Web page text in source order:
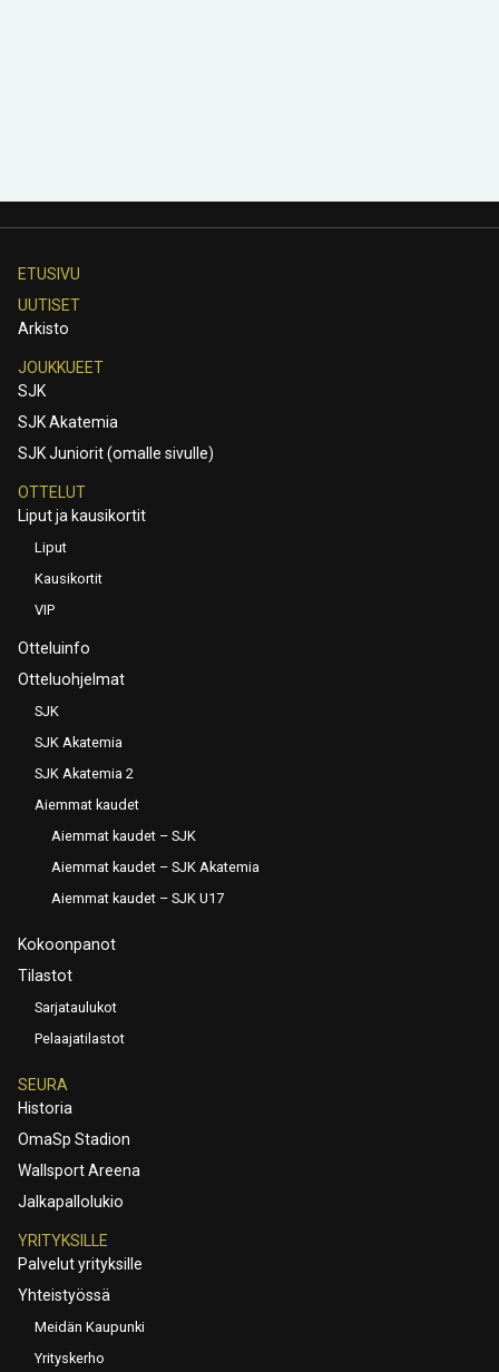
ETUSIVU
UUTISET
Arkisto
JOUKKUEET
SJK
SJK Akatemia
SJK Juniorit (omalle sivulle)
OTTELUT
Liput ja kausikortit
Liput
Kausikortit
VIP
Otteluinfo
Otteluohjelmat
SJK
SJK Akatemia
SJK Akatemia 2
Aiemmat kaudet
Aiemmat kaudet – SJK
Aiemmat kaudet – SJK Akatemia
Aiemmat kaudet – SJK U17
Kokoonpanot
Tilastot
Sarjataulukot
Pelaajatilastot
SEURA
Historia
OmaSp Stadion
Wallsport Areena
Jalkapallolukio
YRITYKSILLE
Palvelut yrityksille
Yhteistyössä
Meidän Kaupunki
Yrityskerho